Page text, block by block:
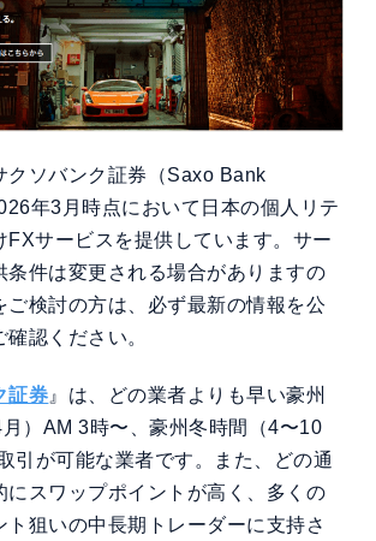
クソバンク証券（Saxo Bank
年3月時点において日本の個人リテ
FXサービスを提供しています。サー
条件は変更される場合がありますの
ご検討の方は、必ず最新の情報を公
認ください。
証券』は、どの業者よりも早い豪州
）AM 3時〜、豪州冬時間（4〜10
引が可能な業者です。また、どの通
にスワップポイントが高く、多くの
ト狙いの中長期トレーダーに支持さ